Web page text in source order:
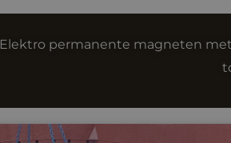
Elektro permanente magneten met